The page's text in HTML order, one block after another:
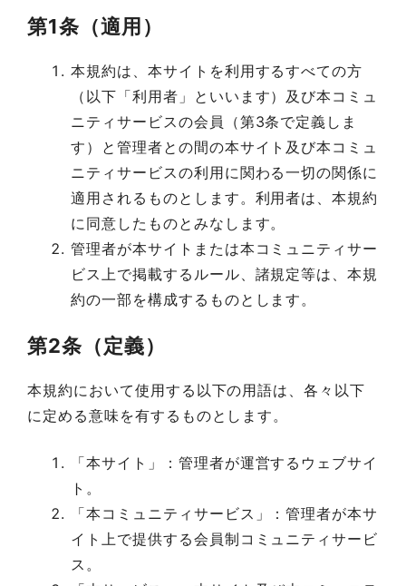
第1条（適用）
本規約は、本サイトを利用するすべての方
（以下「利用者」といいます）及び本コミュ
ニティサービスの会員（第3条で定義しま
す）と管理者との間の本サイト及び本コミュ
ニティサービスの利用に関わる一切の関係に
適用されるものとします。利用者は、本規約
に同意したものとみなします。
管理者が本サイトまたは本コミュニティサー
ビス上で掲載するルール、諸規定等は、本規
約の一部を構成するものとします。
第2条（定義）
本規約において使用する以下の用語は、各々以下
に定める意味を有するものとします。
「本サイト」：管理者が運営するウェブサイ
ト。
「本コミュニティサービス」：管理者が本サ
イト上で提供する会員制コミュニティサービ
ス。